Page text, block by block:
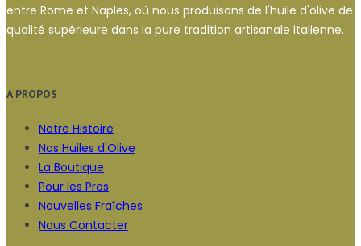
entre Rome et Naples, où nous produisons de l'huile d'olive de
qualité supérieure dans la pure tradition artisanale italienne.
A PROPOS
Notre Histoire
Nos Huiles d'Olive
La Boutique
Pour les Pros
Nouvelles Fraîches
Nous Contacter